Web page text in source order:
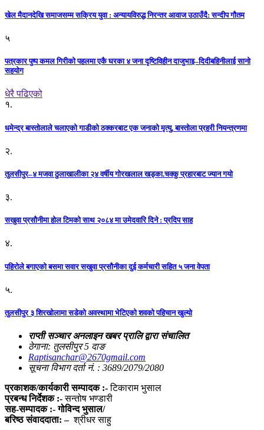
खेल मैदानदेखि समाजसम्म सक्रिय युवा : अन्यायविरुद्ध निरन्तर आवाज उठाउँदै: सन्दीप गौतम
५
पत्रकार पुष्प कमल गिरीको पहलमा एकै घरका ४ जना दृष्टिविहीन दाजुभाइ–दिदीबहिनीलाई सानो
सहयोग
धेरै पढिएको
१.
धमेन्द्र बास्तोलाले चलाएको गाडीको ठक्करबाट एक जनाको मृत्यु, बास्तोला प्रहरी नियन्त्रणमा
२.
तुलसीपुर–४ मजवा ठुलाखालीका २४ वर्षीय गोरखलाल खड्का.चक्कु प्रहारबाट ज्यान गयो
३.
सखुवा प्रसौनीमा होल टिमको साथ २०८४ मा उमेदवारि दिने : प्रदिप साह
४.
पहिराेले बगाएकाे बसमा सवार सखुवा प्रसाैनीका दुई कर्मचारी सहित ५ जना वेपता
५.
तुलसीपुर ३ शिरखोलामा सडेको अवस्थामा भेटिएको शवको पहिचान खुल्यो
राप्ती सञ्चार अनलाइन खबर प्रालि द्वारा संचालित
ठेगाना: तुलसीपुर 5 दाङ
Raptisanchar@2670gmail.com
सूचना विभाग दर्ता नं. : 3689/2079/2080
प्रकाशक/कार्यकारी सम्पादक :-टिकाराम भुसाल
प्रबन्ध निर्देशक :-सन्तोष भण्डारी
सह-सम्पादक :- गोविन्द भुसाल/
बरिष्ठ संवाददाता: – श्रीधर साहु